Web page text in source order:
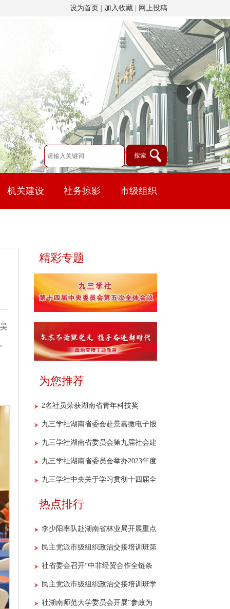
设为首页 加入收藏 网上投稿
机关建设 社务掠影 市级组织
精彩专题
为您推荐
2名社员荣获湖南省青年科技奖
九三学社湖南省委会赴景嘉微电子股
份有限公司开展重点课题调研
九三学社湖南省委员会第九届社会建
设专门委员会第一次全体会议暨重点
调研课题开题报告会召开
九三学社湖南省委员会举办2023年度
参政议政骨干社员培训班
九三学社中央关于学习贯彻十四届全
国人大一次会议和全国政协十四届一
热点排行
李少阳率队赴湖南省林业局开展重点
课题调研
民主党派市级组织政治交接培训班第
二期学员开展“社史+红色”主题教育
现场教学活动
社省委会召开“中非经贸合作全链条
法律风险预警与防控机制研究”课题
调研座谈会
民主党派市级组织政治交接培训班学
员到社省委会机关开展现场教学
社湖南师范大学委员会开展“参政为